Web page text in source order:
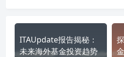
ITAUpdate报告揭秘：
未来海外基金投资趋势